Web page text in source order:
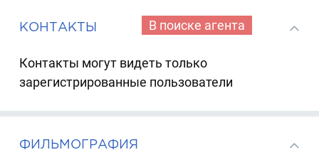
КОНТАКТЫ В поиске агента
Контакты могут видеть только
зарегистрированные пользователи
ФИЛЬМОГРАФИЯ